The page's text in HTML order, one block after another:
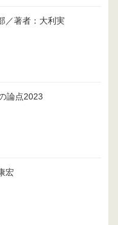
／著者：大利実
論点2023
宏